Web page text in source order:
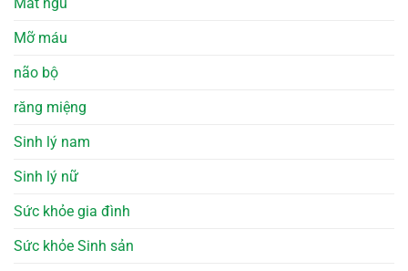
Mất ngủ
Mỡ máu
não bộ
răng miệng
Sinh lý nam
Sinh lý nữ
Sức khỏe gia đình
Sức khỏe Sinh sản